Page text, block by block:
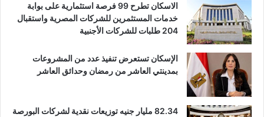
الاسكان تطرح 99 فرصة استثمارية على بوابة
خدمات المستثمرين للشركات المصرية واستقبال
204 طلبات للشركات الأجنبية
الإسكان تستعرض تنفيذ عدد من المشروعات
بمدينتي العاشر من رمضان وحدائق العاشر
82.34 مليار جنيه توزيعات نقدية لشركات البورصة